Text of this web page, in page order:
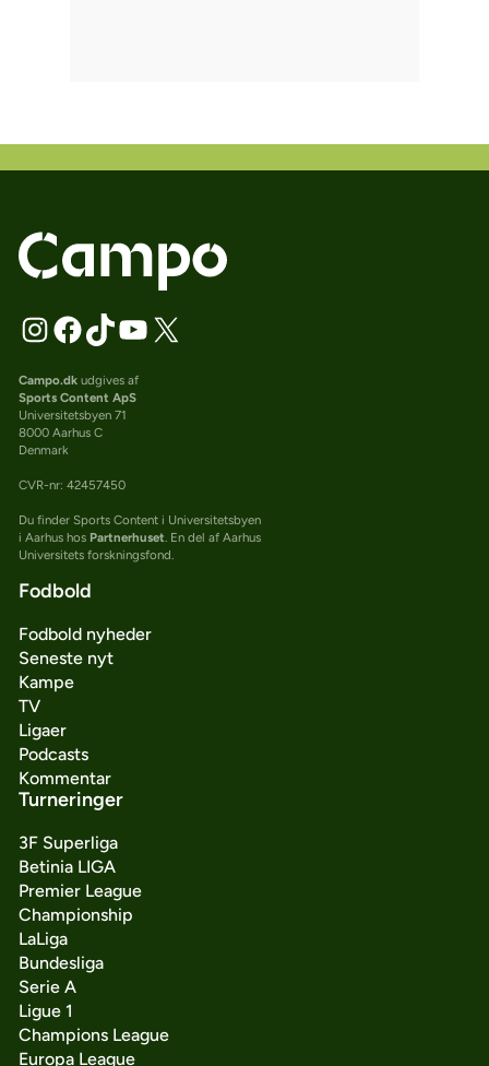
Campo.dkudgives af
Sports Content ApS
Universitetsbyen 71
8000 Aarhus C
Denmark
CVR-nr: 42457450
Du finder Sports Content i Universitetsbyen
i Aarhus hos Partnerhuset. En del af Aarhus
Universitets forskningsfond.
Fodbold
Fodbold nyheder
Seneste nyt
Kampe
TV
Ligaer
Podcasts
Kommentar
Turneringer
3F Superliga
Betinia LIGA
Premier League
Championship
LaLiga
Bundesliga
Serie A
Ligue 1
Champions League
Europa League